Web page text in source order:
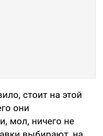
стоит на этой
они
мол, ничего не